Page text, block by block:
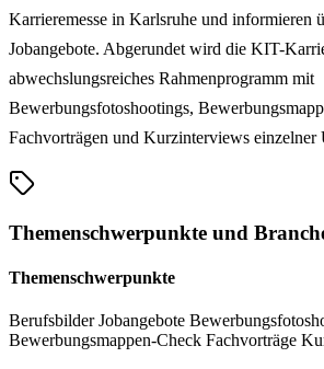
Karrieremesse in Karlsruhe und informieren
Jobangebote. Abgerundet wird die KIT-
abwechslungsreiches Rahmenprogramm mit
Bewerbungsfotoshootings,
Fachvorträgen und Kurzinterviews einzelner
Themenschwerpunkte und
Themenschwerpunkte
BerufsbilderJobangebote
Bewerbungsmappen-Check Fachvorträge